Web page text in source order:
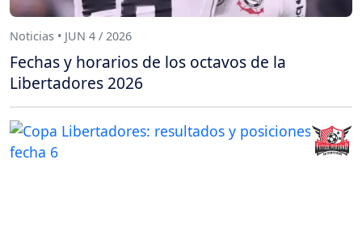
Noticias • JUN 4 / 2026
Fechas y horarios de los octavos de la
Libertadores 2026